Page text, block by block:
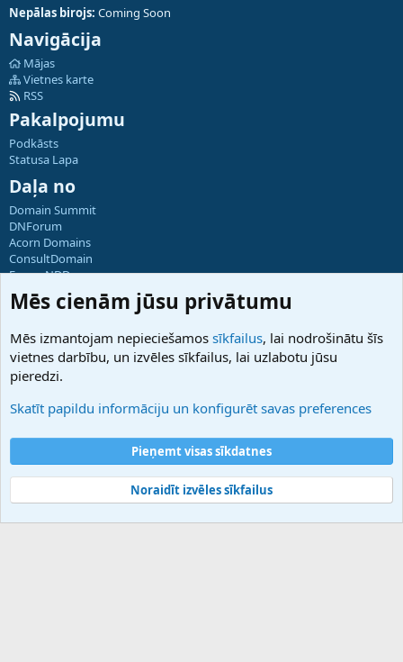
Nepālas birojs: Coming Soon
Navigācija
Mājas
Vietnes karte
RSS
Pakalpojumu
Podkāsts
Statusa Lapa
Daļa no
Domain Summit
DNForum
Acorn Domains
ConsultDomain
ForumNDD
Domainforum.ro
27.be
Hostmaria
Atbalsts
Palīdzība
Noteikumi un nosacījumi
Privātuma politika
Community platform by XenForo® © 2010-2025 XenForo Ltd.
Mēs cienām jūsu privātumu
Mēs izmantojam nepieciešamos sīkfailus, lai nodrošinātu šīs
vietnes darbību, un izvēles sīkfailus, lai uzlabotu jūsu
pieredzi.
Skatīt papildu informāciju un konfigurēt savas preferences
Pieņemt visas sīkdatnes
Noraidīt izvēles sīkfailus